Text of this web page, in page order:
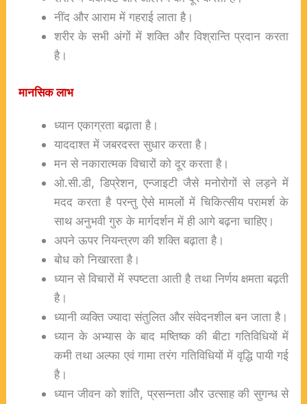
नींद और आराम में गहराई लाता है।
शरीर के सभी अंगों में शक्ति और विश्रान्ति प्रदान करता
है।
मानसिकलाभ
ध्यान एकाग्रता बढ़ाता है।
याददाश्त में जबरदस्त सुधार करता है।
मन से नकारात्मक विचारों को दूर करता है।
ओ.सी.डी, डिप्रेशन, एन्जाइटी जैसे मनोरोगों से लड़ने में
मदद करता है परन्तु ऐसे मामलों में चिकित्सीय परामर्श के
साथ अनुभवी गुरु के मार्गदर्शन में ही आगे बढ़ना चाहिए।
अपने ऊपर नियन्त्रण की शक्ति बढ़ाता है।
बोध को निखारता है।
ध्यान से विचारों में स्पष्टता आती है तथा निर्णय क्षमता बढ़ती
है।
ध्यानी व्यक्ति ज्यादा संतुलित और संवेदनशील बन जाता है।
ध्यान के अभ्यास के बाद मष्तिष्क की बीटा गतिविधियों में
कमी तथा अल्फा एवं गामा तरंग गतिविधियों में वृद्धि पायी गई
है।
ध्यान जीवन को शांति, प्रसन्नता और उत्साह की सुगन्ध से